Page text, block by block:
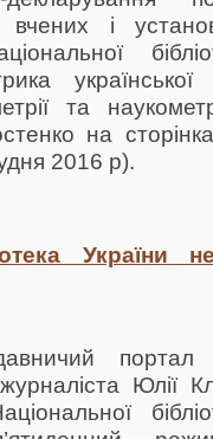
вчених і
та
на
2016 р).
України
Юлії